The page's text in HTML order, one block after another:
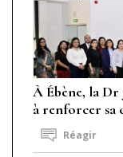
À Ébène, la Dr
à renforcer sa
Réagir